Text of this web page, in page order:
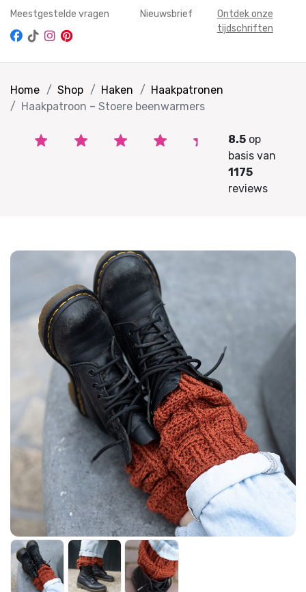
Meestgestelde vragen Nieuwsbrief
Ontdek onze
tijdschriften
Home Shop Haken
Haakpatronen
Haakpatroon – Stoere beenwarmers
8.5op
basis van
1175
reviews